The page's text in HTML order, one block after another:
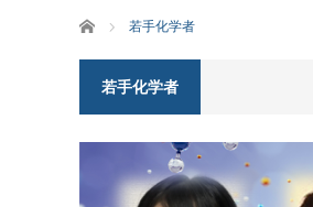
ホーム 若手化学者
若手化学者